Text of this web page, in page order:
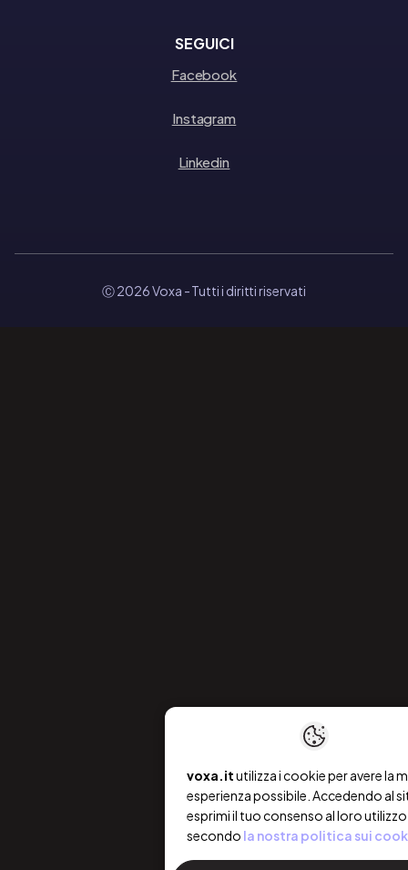
voxa.itutilizza i cookie per avere la
esperienza possibile. Accedendo al
esprimi il tuo consenso al loro utilizzo
secondo la nostra politica sui
SEGUICI
Facebook
Instagram
Linkedin
Ⓒ 2026 Voxa - Tutti i diritti riservati